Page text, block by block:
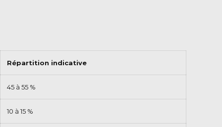
Répartition indicative
45 à 55 %
10 à 15 %